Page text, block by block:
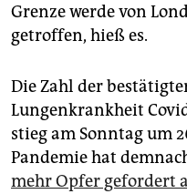
Grenze werde von
getroffen, hieß es.
Die Zahl der
Lungenkrankheit
stieg am Sonntag um
Pandemie hat
mehr Opfer gefordert